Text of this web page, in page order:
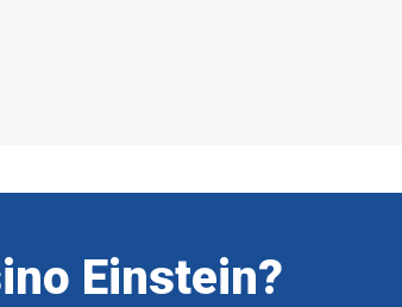
Einstein?